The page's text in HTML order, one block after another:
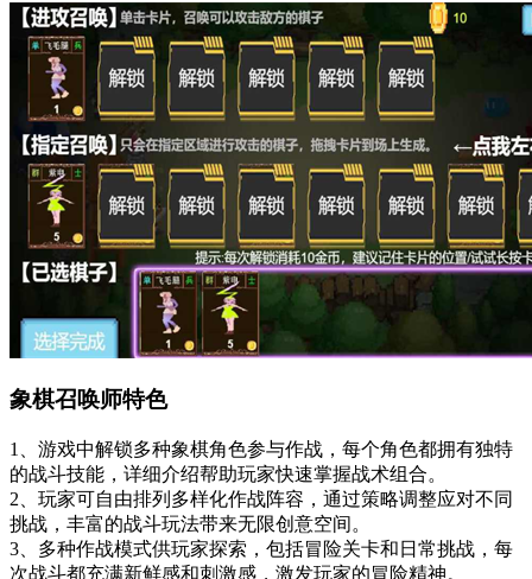
象棋召唤师特色
1、游戏中解锁多种象棋角色参与作战，每个角色都拥有独特
的战斗技能，详细介绍帮助玩家快速掌握战术组合。
2、玩家可自由排列多样化作战阵容，通过策略调整应对不同
挑战，丰富的战斗玩法带来无限创意空间。
3、多种作战模式供玩家探索，包括冒险关卡和日常挑战，每
次战斗都充满新鲜感和刺激感，激发玩家的冒险精神。